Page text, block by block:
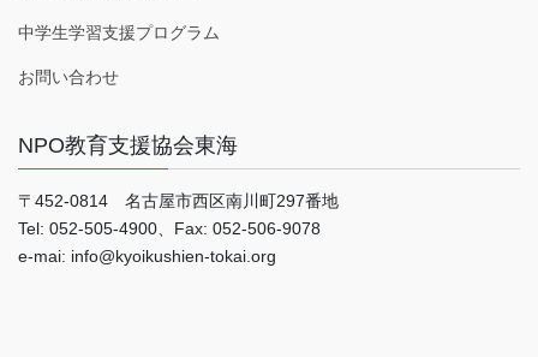
中学生学習支援プログラム
お問い合わせ
NPO教育支援協会東海
〒452-0814 名古屋市西区南川町297番地
Tel: 052-505-4900、Fax: 052-506-9078
e-mai: info@kyoikushien-tokai.org